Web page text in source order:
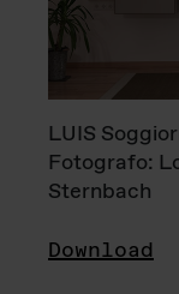
LUIS
Fotografo:
Sternbach
Download